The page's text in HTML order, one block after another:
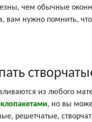
чем обычные
вам нужно помнить,
из любого
, но вы
решетчатые,